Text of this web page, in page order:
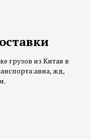
грузов из Китая в
жд,